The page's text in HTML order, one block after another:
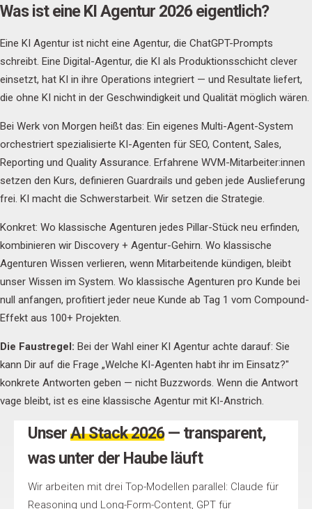
Was ist eine KI Agentur 2026 eigentlich?
Eine KI Agentur ist nicht eine Agentur, die ChatGPT-Prompts
schreibt. Eine Digital-Agentur, die KI als Produktionsschicht clever
einsetzt, hat KI in ihre Operations integriert — und Resultate liefert,
die ohne KI nicht in der Geschwindigkeit und Qualität möglich wären.
Bei Werk von Morgen heißt das: Ein eigenes Multi-Agent-System
orchestriert spezialisierte KI-Agenten für SEO, Content, Sales,
Reporting und Quality Assurance. Erfahrene WVM-Mitarbeiter:innen
setzen den Kurs, definieren Guardrails und geben jede Auslieferung
frei. KI macht die Schwerstarbeit. Wir setzen die Strategie.
Konkret: Wo klassische Agenturen jedes Pillar-Stück neu erfinden,
kombinieren wir Discovery + Agentur-Gehirn. Wo klassische
Agenturen Wissen verlieren, wenn Mitarbeitende kündigen, bleibt
unser Wissen im System. Wo klassische Agenturen pro Kunde bei
null anfangen, profitiert jeder neue Kunde ab Tag 1 vom Compound-
Effekt aus 100+ Projekten.
Die Faustregel: Bei der Wahl einer KI Agentur achte darauf: Sie
kann Dir auf die Frage „Welche KI-Agenten habt ihr im Einsatz?"
konkrete Antworten geben — nicht Buzzwords. Wenn die Antwort
vage bleibt, ist es eine klassische Agentur mit KI-Anstrich.
UnserAI Stack 2026— transparent,
was unter der Haube läuft
Wir arbeiten mit drei Top-Modellen parallel: Claude für
Reasoning und Long-Form-Content, GPT für